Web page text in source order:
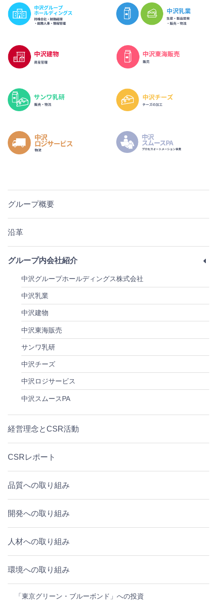
グループ概要
沿革
グループ内会社紹介
中沢グループホールディングス株式会社
中沢乳業
中沢建物
中沢東海販売
サンワ乳研
中沢チーズ
中沢ロジサービス
中沢スムースPA
経営理念とCSR活動
CSRレポート
品質への取り組み
開発への取り組み
人材への取り組み
環境への取り組み
「東京グリーン・ブルーボンド」への投資